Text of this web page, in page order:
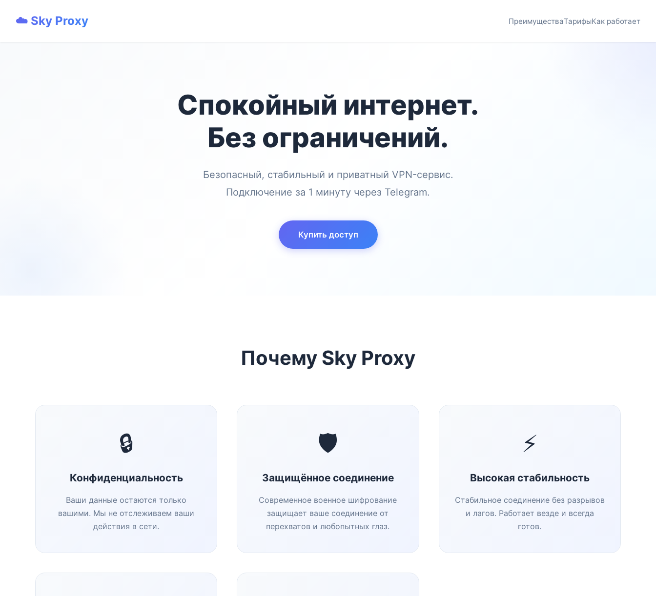
☁️ Sky Proxy ПреимуществаТарифыКак работает
Спокойный интернет.
Без ограничений.
Безопасный, стабильный и приватный VPN-сервис.
Подключение за 1 минуту через Telegram.
Купить доступ
Почему Sky Proxy
🔒
Конфиденциальность
Ваши данные остаются только
вашими. Мы не отслеживаем ваши
действия в сети.
🛡️
Защищённое соединение
Современное военное шифрование
защищает ваше соединение от
перехватов и любопытных глаз.
⚡
Высокая стабильность
Стабильное соединение без разрывов
и лагов. Работает везде и всегда
готов.